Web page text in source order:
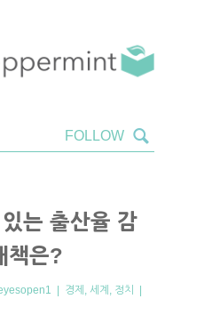
는 출산율 감
책은?
| 경제 세계 정치
|